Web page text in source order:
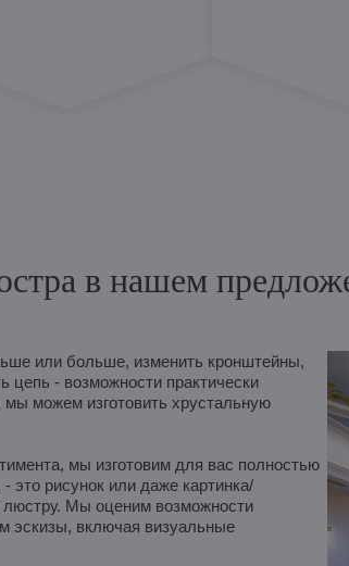
в нашем
или больше, изменить кронштейны,
цепь - возможности практически
мы можем изготовить хрустальную
мы изготовим для вас полностью
это рисунок или даже картинка/
люстру. Мы оценим возможности
эскизы, включая визуальные